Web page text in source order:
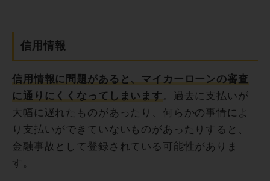
信用情報
信用情報に問題があると、マイカーローンの審査
に通りにくくなってしまいます 。過去に支払いが
大幅に遅れたものがあったり、何らかの事情によ
り支払いができていないものがあったりすると、
金融事故として登録されている可能性がありま
す。